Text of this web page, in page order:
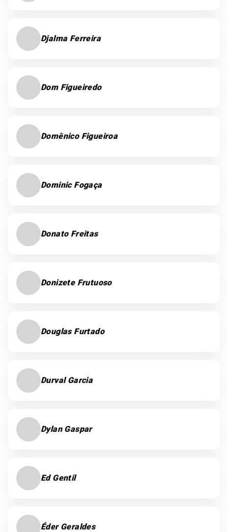
Djalma Ferreira
Dom Figueiredo
Domênico Figueiroa
Dominic Fogaça
Donato Freitas
Donizete Frutuoso
Douglas Furtado
Durval Garcia
Dylan Gaspar
Ed Gentil
Éder Geraldes